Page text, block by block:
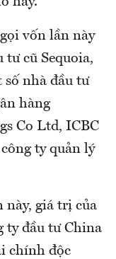
vốn lần này
tư cũ Sequoia,
nhà đầu tư
hàng
Co Ltd, ICBC
ty quản lý
này, giá trị của
ty đầu tư China
chính độc